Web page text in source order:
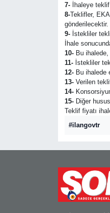
7-İhaleye teklif
8-Teklifler,
gönderilecektir.
9-İstekliler
İhale
10- Bu
11-İstekliler
12-Bu ihalede
13-Verilen
14-
15-Diğer
Teklif fiyatı
#ilangovtr
Bize ulaşın
İletişim/Künye
Gözden Kaçmasın
İletişim (Künye)